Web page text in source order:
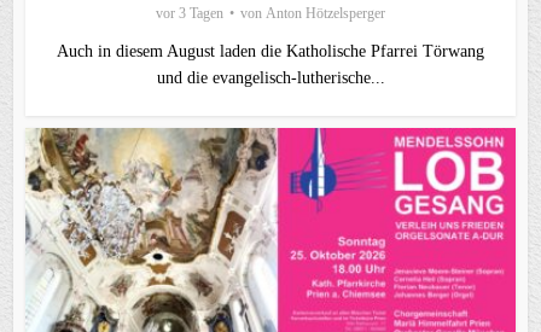
vor 3 Tagen von Anton Hötzelsperger
Auch in diesem August laden die Katholische Pfarrei Törwang
und die evangelisch‑lutherische...